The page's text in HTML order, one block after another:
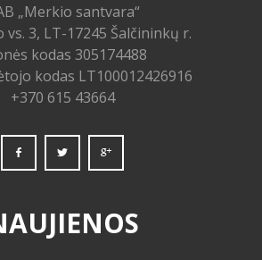
„Merkio santvara“
vs. 3, LT-17245 Šalčininkų r.
kodas 305174488
kodas LT100012426916
+370 615 43664